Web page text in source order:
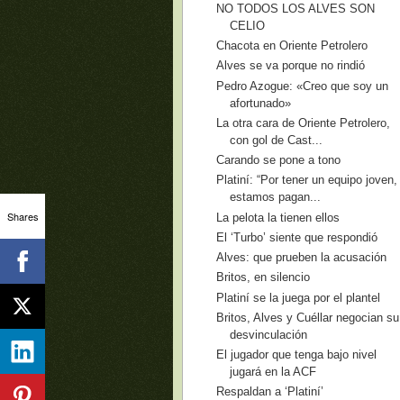
NO TODOS LOS ALVES SON
CELIO
Chacota en Oriente Petrolero
Alves se va porque no rindió
Pedro Azogue: «Creo que soy un
afortunado»
La otra cara de Oriente Petrolero,
con gol de Cast...
Carando se pone a tono
Platiní: “Por tener un equipo joven,
estamos pagan...
La pelota la tienen ellos
El ‘Turbo’ siente que respondió
Alves: que prueben la acusación
Britos, en silencio
Platiní se la juega por el plantel
Britos, Alves y Cuéllar negocian su
desvinculación
El jugador que tenga bajo nivel
jugará en la ACF
Respaldan a ‘Platiní’
Shares